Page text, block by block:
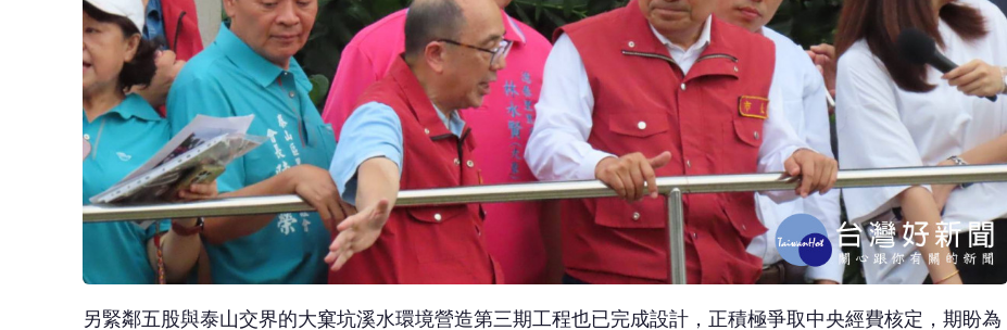
另緊鄰五股與泰山交界的大窠坑溪水環境營造第三期工程也已完成設計，正積極爭取中央經費核定，期盼為
地方營造一條兼具防洪、生態與環狀休憩功能的美麗河川。在親水環境與防洪整治方面，水利局已陸續完成
大窠坑溪第一、二期水環境營造及大窠橋下游左岸防洪牆應急工程。
🤔 讀到一半，先表個態？
👍 😡
怒